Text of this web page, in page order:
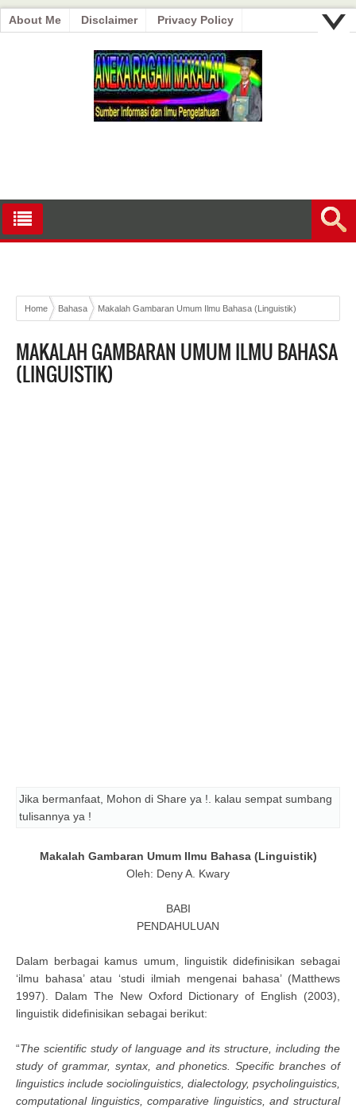
About Me Disclaimer Privacy Policy
Home Bahasa Makalah Gambaran Umum Ilmu Bahasa (Linguistik)
MAKALAH GAMBARAN UMUM ILMU BAHASA
(LINGUISTIK)
Jika bermanfaat, Mohon di Share ya !. kalau sempat sumbang
tulisannya ya !
Makalah Gambaran Umum Ilmu Bahasa (Linguistik)
Oleh: Deny A. Kwary
BABI
PENDAHULUAN
Dalam berbagai kamus umum, linguistik didefinisikan sebagai
‘ilmu bahasa’ atau ‘studi ilmiah mengenai bahasa’ (Matthews
1997). Dalam The New Oxford Dictionary of English (2003),
linguistik didefinisikan sebagai berikut:
“The scientific study of language and its structure, including the
study of grammar, syntax, and phonetics. Specific branches of
linguistics include sociolinguistics, dialectology, psycholinguistics,
computational linguistics, comparative linguistics, and structural